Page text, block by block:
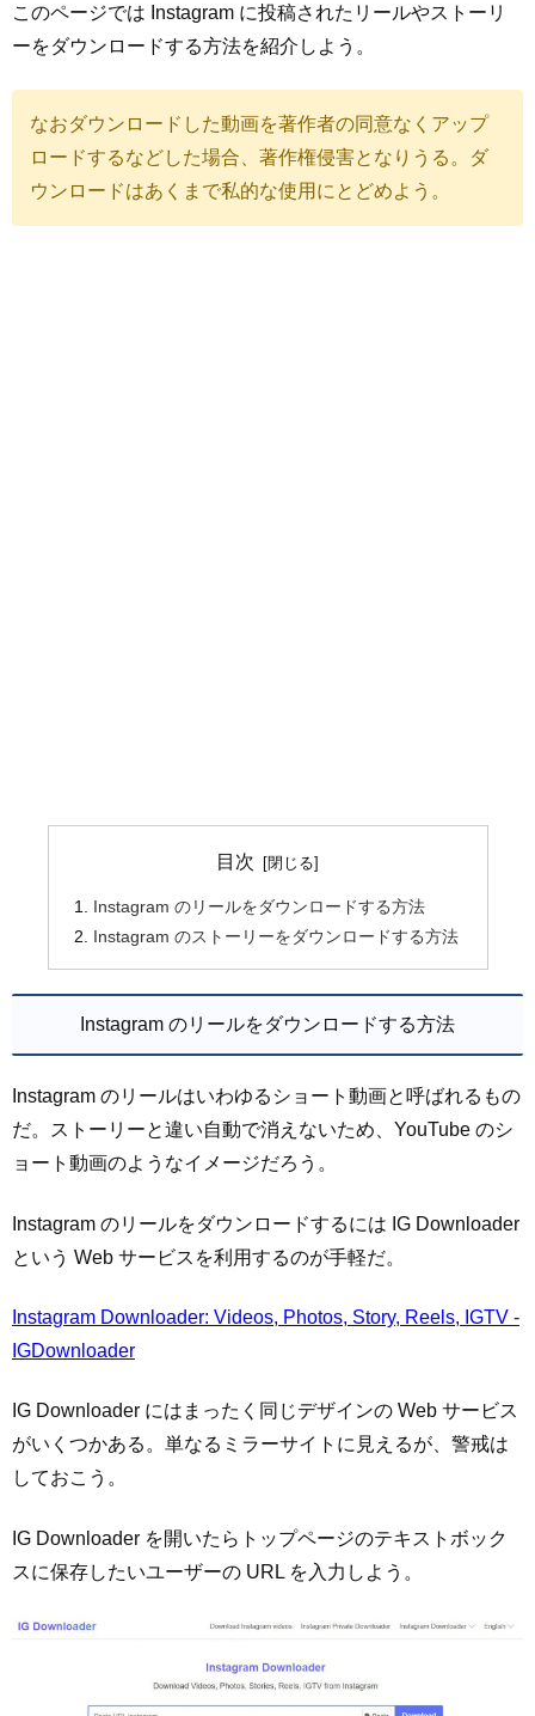
このページでは Instagram に投稿されたリールやストーリ
ーをダウンロードする方法を紹介しよう。
なおダウンロードした動画を著作者の同意なくアップ
ロードするなどした場合、著作権侵害となりうる。ダ
ウンロードはあくまで私的な使用にとどめよう。
目次
Instagram のリールをダウンロードする方法
Instagram のストーリーをダウンロードする方法
Instagram のリールをダウンロードする方法
Instagram のリールはいわゆるショート動画と呼ばれるもの
だ。ストーリーと違い自動で消えないため、YouTube のシ
ョート動画のようなイメージだろう。
Instagram のリールをダウンロードするには IG Downloader
という Web サービスを利用するのが手軽だ。
Instagram Downloader: Videos, Photos, Story, Reels, IGTV -
IGDownloader
IG Downloader にはまったく同じデザインの Web サービス
がいくつかある。単なるミラーサイトに見えるが、警戒は
しておこう。
IG Downloader を開いたらトップページのテキストボック
スに保存したいユーザーの URL を入力しよう。